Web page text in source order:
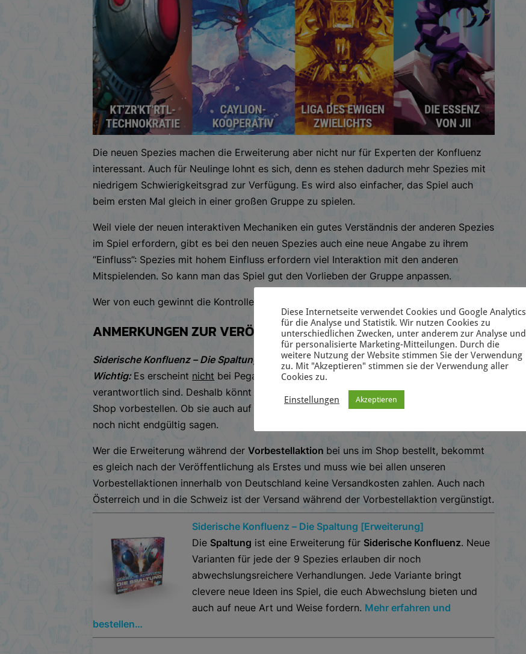
Die neuen Spezies machen die Erweiterung aber nicht nur für Experten der Konfluenz
interessant. Auch für Neulinge lohnt es sich, denn es stehen dadurch mehr Spezies mit
niedrigem Schwierigkeitsgrad zur Verfügung. Es wird also einfacher, das Spiel auch
beim ersten Mal gleich in einer großen Gruppe zu spielen.
Weil viele der neuen interaktiven Mechaniken ein gutes Verständnis der anderen Spezies
im Spiel erfordern, gibt es bei den neuen Spezies auch eine neue Angabe zu ihrem
“Einfluss”: Spezies mit hohem Einfluss erfordern viel Interaktion mit den anderen
Mitspielenden. So kann man das Spiel gut den Vorlieben der Gruppe anpassen.
Wer von euch gewinnt die Kontrolle über den Handel im Elysium-Sektor?
ANMERKUNGEN ZUR VERÖFFENTLICHUNG
Siderische Konfluenz – Die Spaltung
erscheint voraussichtlich im Sommer 2022.
Wichtig: Es erscheint nicht bei Pegasus, die für den Vertrieb des Grundspiels
verantwortlich sind. Deshalb könnt ihr die Erweiterung zunächst auch nur bei uns im
Shop vorbestellen. Ob sie auch auf anderen Wegen verfügbar sein wird, können wir
noch nicht endgültig sagen.
Wer die Erweiterung während derVorbestellaktion bei uns im Shop bestellt, bekommt
es gleich nach der Veröffentlichung als Erstes und muss wie bei allen unseren
Vorbestellaktionen innerhalb von Deutschland keine Versandkosten zahlen. Auch nach
Österreich und in die Schweiz ist der Versand während der Vorbestellaktion vergünstigt.
Siderische Konfluenz – Die Spaltung [Erweiterung]
Die Spaltung ist eine Erweiterung für Siderische Konfluenz. Neue
Varianten für jede der 9 Spezies erlauben dir noch
abwechslungsreichere Verhandlungen. Jede Variante bringt
clevere neue Ideen ins Spiel, die euch Abwechslung bieten und
auch auf neue Art und Weise fordern. Mehr erfahren und
bestellen…
Diese Internetseite verwendet Cookies und Google Analytics
für die Analyse und Statistik. Wir nutzen Cookies zu
unterschiedlichen Zwecken, unter anderem zur Analyse und
für personalisierte Marketing-Mitteilungen. Durch die
weitere Nutzung der Website stimmen Sie der Verwendung
zu. Mit "Akzeptieren" stimmen sie der Verwendung aller
Cookies zu.
Einstellungen Akzeptieren